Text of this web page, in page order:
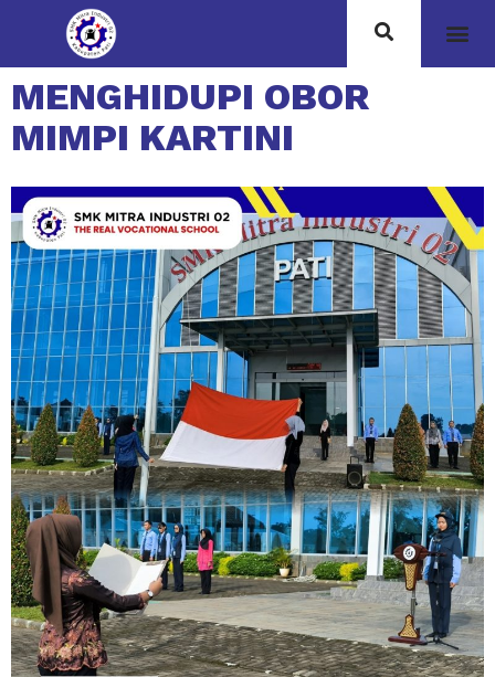
MENGHIDUPI OBOR
MIMPI KARTINI